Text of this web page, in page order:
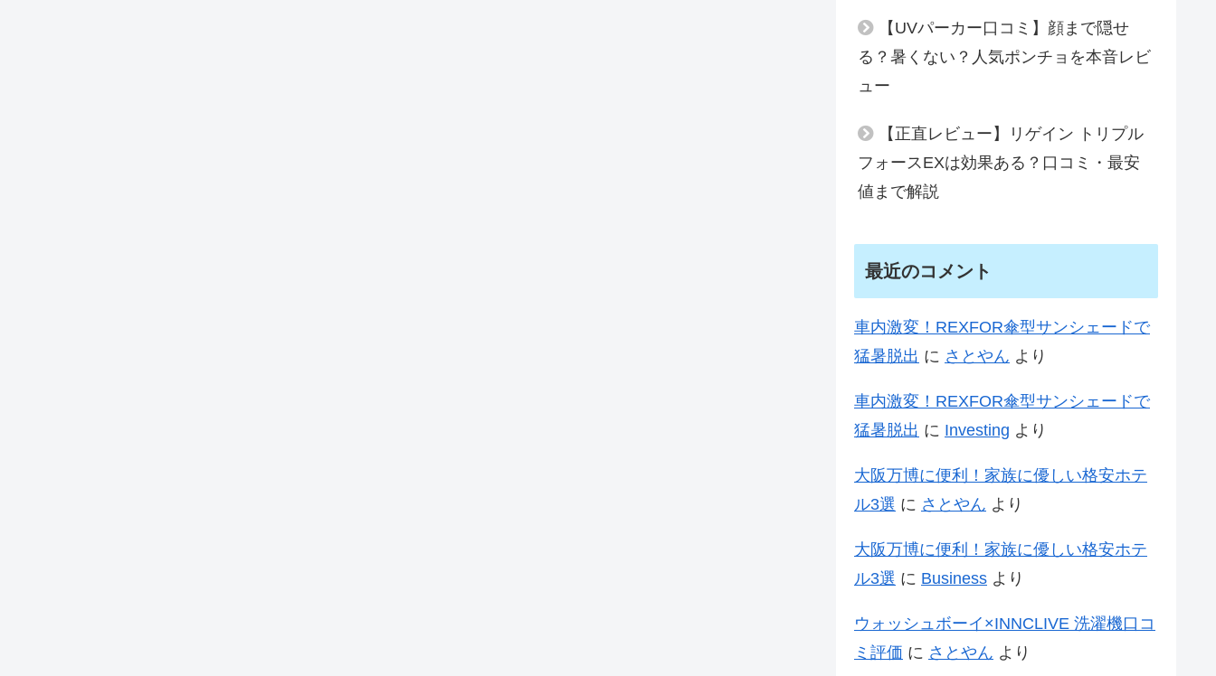
【UVパーカー口コミ】顔まで隠せ
る？暑くない？人気ポンチョを本音レビ
ュー
【正直レビュー】リゲイン トリプル
フォースEXは効果ある？口コミ・最安
値まで解説
最近のコメント
車内激変！REXFOR傘型サンシェードで
猛暑脱出 に さとやん より
車内激変！REXFOR傘型サンシェードで
猛暑脱出 に Investing より
大阪万博に便利！家族に優しい格安ホテ
ル3選 に さとやん より
大阪万博に便利！家族に優しい格安ホテ
ル3選 に Business より
ウォッシュボーイ×INNCLIVE 洗濯機口コ
ミ評価 に さとやん より